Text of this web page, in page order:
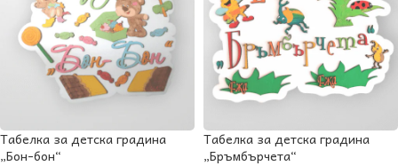
Табелка за детска градина
„Бон-бон“
Табелка за детска градина
„Бръмбърчета“